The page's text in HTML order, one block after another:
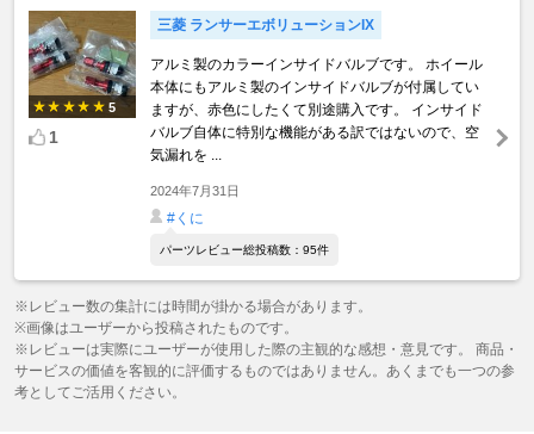
5
1
三菱 ランサーエボリューションIX
アルミ製のカラーインサイドバルブです。 ホイール
本体にもアルミ製のインサイドバルブが付属してい
ますが、赤色にしたくて別途購入です。 インサイド
バルブ自体に特別な機能がある訳ではないので、空
気漏れを ...
2024年7月31日
#くに
パーツレビュー総投稿数：95件
※レビュー数の集計には時間が掛かる場合があります。
※画像はユーザーから投稿されたものです。
※レビューは実際にユーザーが使用した際の主観的な感想・意見です。 商品・
サービスの価値を客観的に評価するものではありません。あくまでも一つの参
考としてご活用ください。